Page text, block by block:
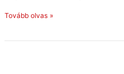
Tovább olvas »